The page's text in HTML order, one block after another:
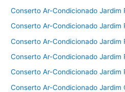
Conserto Ar-Condicionado Jardim
Conserto Ar-Condicionado Jardim
Conserto Ar-Condicionado Jardim
Conserto Ar-Condicionado Jardim
Conserto Ar-Condicionado Jardim
Conserto Ar-Condicionado Jardim